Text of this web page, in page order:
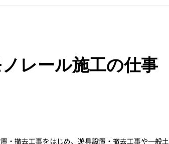
レール施工の仕事
・撤去工事をはじめ、遊具設置・撤去工事や一般